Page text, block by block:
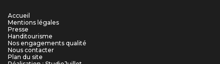
Menu
Pied
de
Accueil
Mentions légales
Presse
Handitourisme
Nos engagements qualité
Nous contacter
Plan du site